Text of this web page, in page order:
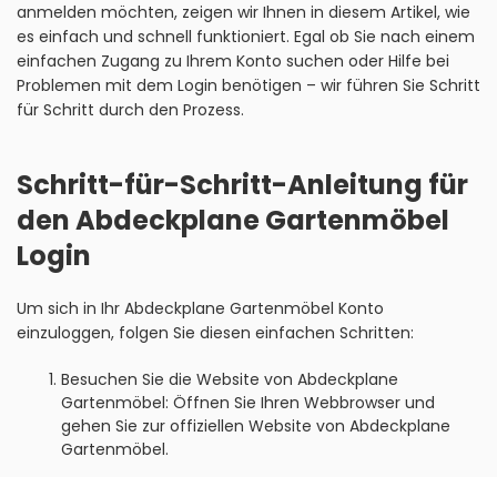
anmelden möchten, zeigen wir Ihnen in diesem Artikel, wie
es einfach und schnell funktioniert. Egal ob Sie nach einem
einfachen Zugang zu Ihrem Konto suchen oder Hilfe bei
Problemen mit dem Login benötigen – wir führen Sie Schritt
für Schritt durch den Prozess.
Schritt-für-Schritt-Anleitung für
den Abdeckplane Gartenmöbel
Login
Um sich in Ihr Abdeckplane Gartenmöbel Konto
einzuloggen, folgen Sie diesen einfachen Schritten:
Besuchen Sie die Website von Abdeckplane
Gartenmöbel: Öffnen Sie Ihren Webbrowser und
gehen Sie zur offiziellen Website von Abdeckplane
Gartenmöbel.